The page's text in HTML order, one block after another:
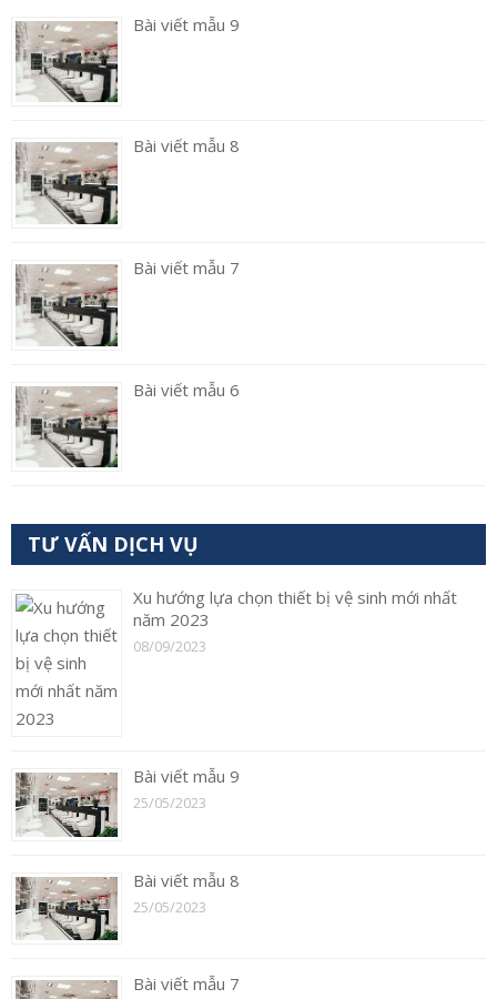
Bài viết mẫu 9
Bài viết mẫu 8
Bài viết mẫu 7
Bài viết mẫu 6
TƯ VẤN DỊCH VỤ
Xu hướng lựa chọn thiết bị vệ sinh mới nhất
năm 2023
08/09/2023
Bài viết mẫu 9
25/05/2023
Bài viết mẫu 8
25/05/2023
Bài viết mẫu 7